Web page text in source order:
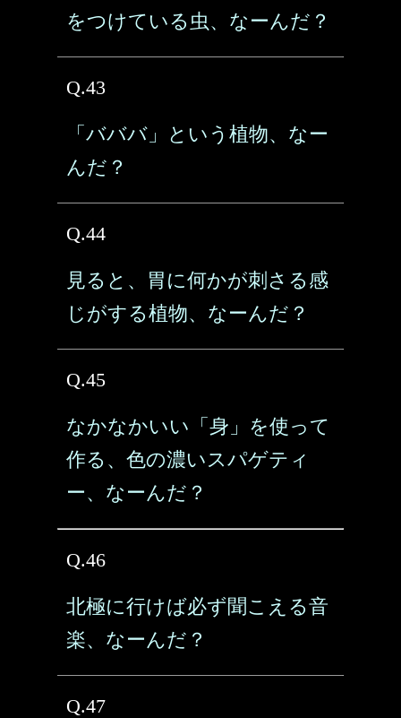
をつけている虫、なーんだ？
Q.43
「バババ」という植物、なー
んだ？
Q.44
見ると、胃に何かが刺さる感
じがする植物、なーんだ？
Q.45
なかなかいい「身」を使って
作る、色の濃いスパゲティ
ー、なーんだ？
Q.46
北極に行けば必ず聞こえる音
楽、なーんだ？
Q.47